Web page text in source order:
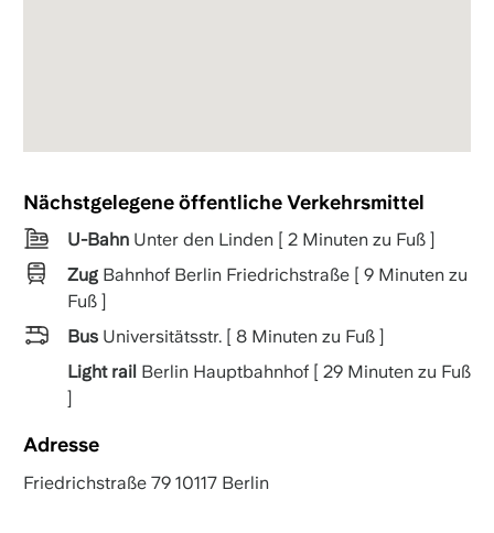
Nächstgelegene öffentliche Verkehrsmittel
U-BahnUnter den Linden [ 2 Minuten zu Fuß ]
ZugBahnhof Berlin Friedrichstraße [ 9 Minuten zu
Fuß ]
BusUniversitätsstr. [ 8 Minuten zu Fuß ]
Light rail Berlin Hauptbahnhof [ 29 Minuten zu Fuß
]
Adresse
Friedrichstraße 79 10117 Berlin